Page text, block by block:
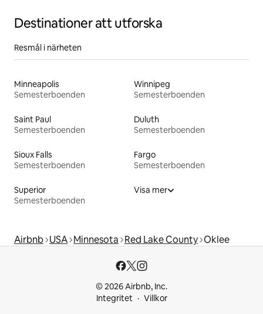
Destinationer att utforska
Resmål i närheten
Minneapolis
Semesterboenden
Winnipeg
Semesterboenden
Saint Paul
Semesterboenden
Duluth
Semesterboenden
Sioux Falls
Semesterboenden
Fargo
Semesterboenden
Superior
Semesterboenden
Visa mer
Airbnb USA Minnesota Red Lake County Oklee
© 2026 Airbnb, Inc.
Integritet
Villkor